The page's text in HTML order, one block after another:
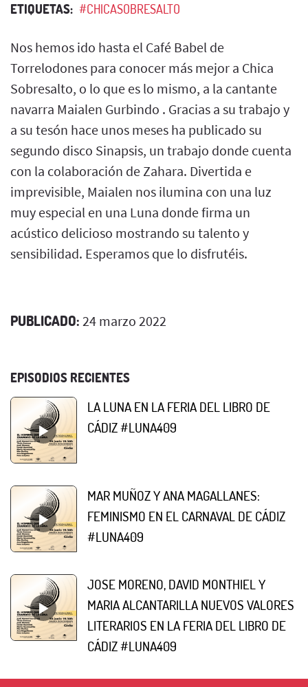
ETIQUETAS: #CHICASOBRESALTO
Nos hemos ido hasta el Café Babel de
Torrelodones para conocer más mejor a Chica
Sobresalto, o lo que es lo mismo, a la cantante
navarra Maialen Gurbindo . Gracias a su trabajo y
a su tesón hace unos meses ha publicado su
segundo disco Sinapsis, un trabajo donde cuenta
con la colaboración de Zahara. Divertida e
imprevisible, Maialen nos ilumina con una luz
muy especial en una Luna donde firma un
acústico delicioso mostrando su talento y
sensibilidad. Esperamos que lo disfrutéis.
PUBLICADO: 24 marzo 2022
EPISODIOS RECIENTES
LA LUNA EN LA FERIA DEL LIBRO DE
CÁDIZ #LUNA409
MAR MUÑOZ Y ANA MAGALLANES:
FEMINISMO EN EL CARNAVAL DE CÁDIZ
#LUNA409
JOSE MORENO, DAVID MONTHIEL Y
MARIA ALCANTARILLA NUEVOS VALORES
LITERARIOS EN LA FERIA DEL LIBRO DE
CÁDIZ #LUNA409